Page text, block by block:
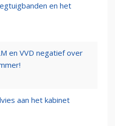
en het
en VVD negatief over
aan het kabinet